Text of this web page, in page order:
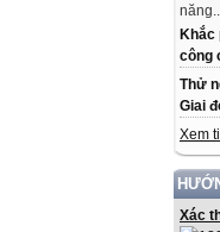
Khắc
công
Thử
Giai
Xem
Xác